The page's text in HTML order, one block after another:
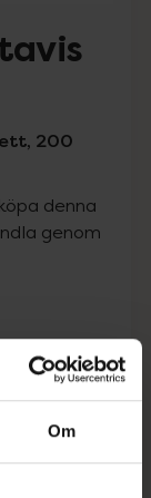
Om
200
denna
genom